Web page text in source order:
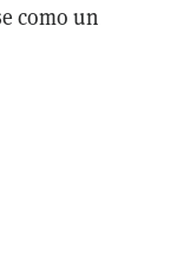
como un